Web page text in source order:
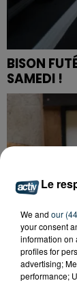
BISON
SAMEDI !
Le
We and our
your consent
information on
profiles for
advertising;
performance;